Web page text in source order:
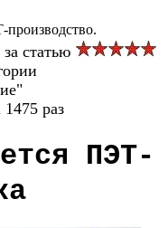
статью
1475 раз
ПЭТ-